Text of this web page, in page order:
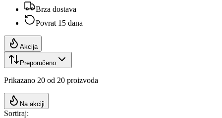
Brza dostava
Povrat 15 dana
Akcija
Preporučeno
Prikazano 20 od 20 proizvoda
Na akciji
Sortiraj: